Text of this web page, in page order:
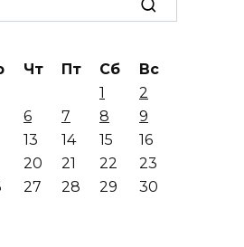
Чт Пт Сб
Вс
1
2
6 7 8
9
13 14 15
16
20 21 22
23
27 28 29
30